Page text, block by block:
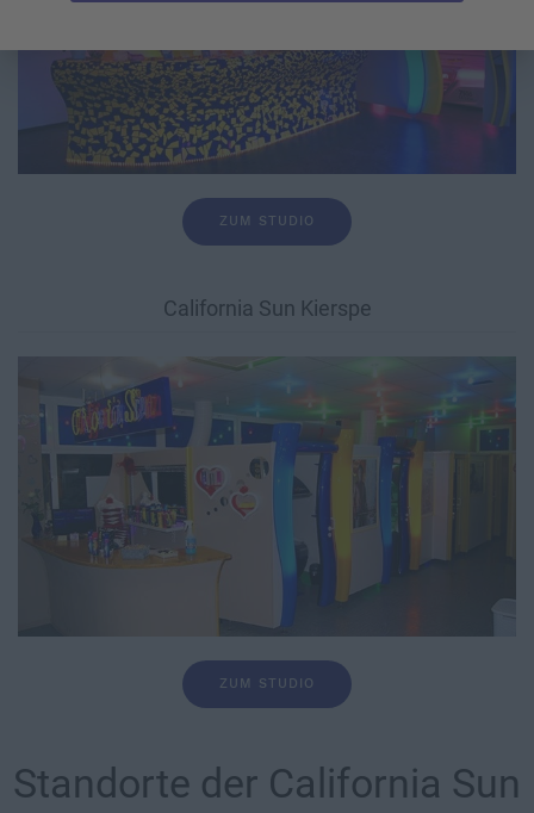
ZUM STUDIO
California Sun Kierspe
ZUM STUDIO
Standorte der California Sun